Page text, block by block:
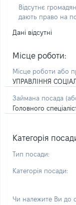
Відсутнє
дають право на
Дані відсутні
Місце роботи:
Місце роботи або
УПРАВЛІННЯ
Займана посада
Головного
Категорія
Тип посади:
Категорія посади:
Чи належите Ви до